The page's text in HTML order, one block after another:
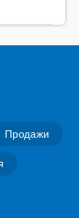
Продажи